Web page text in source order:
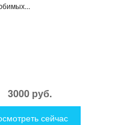
3000 руб.
сейчас